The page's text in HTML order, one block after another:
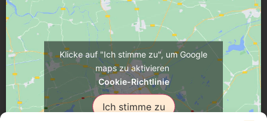
Klicke auf "Ich stimme zu", um Google
maps zu aktivieren
Cookie-Richtlinie
Ich stimme zu